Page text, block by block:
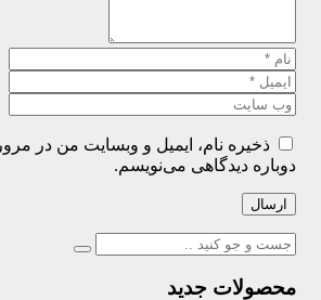
ذخیره نام، ایمیل و وبسایت من در
دوباره دیدگاهی می‌نویسم.
ارسال
محصولات جدید